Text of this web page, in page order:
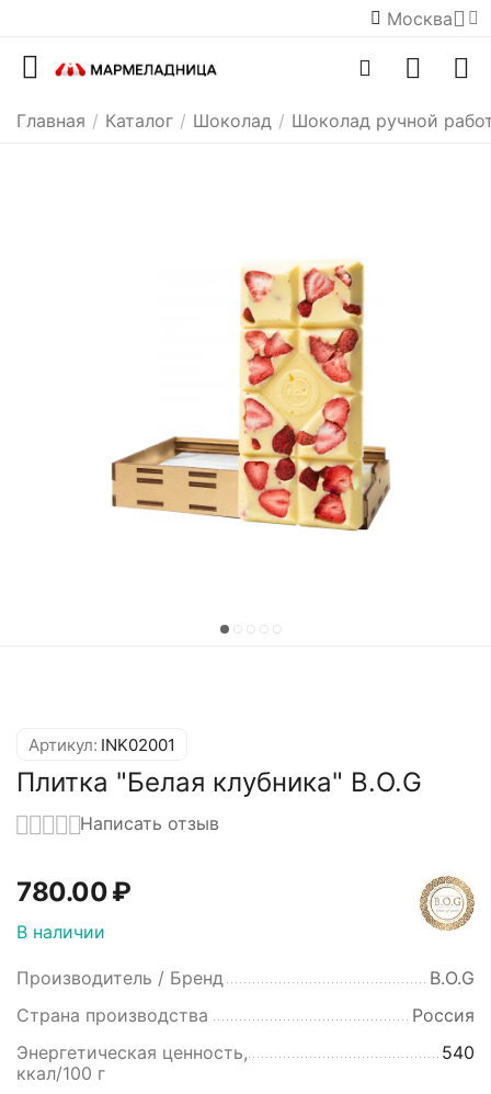
Москва
Главная / Каталог / Шоколад / Шоколад ручной
Артикул: INK02001
Плитка "Белая клубника" B.O.G
Написать отзыв
780.00₽
В наличии
Производитель / Бренд
B.O.G
Страна производства
Россия
Энергетическая ценность,
ккал/100 г
540